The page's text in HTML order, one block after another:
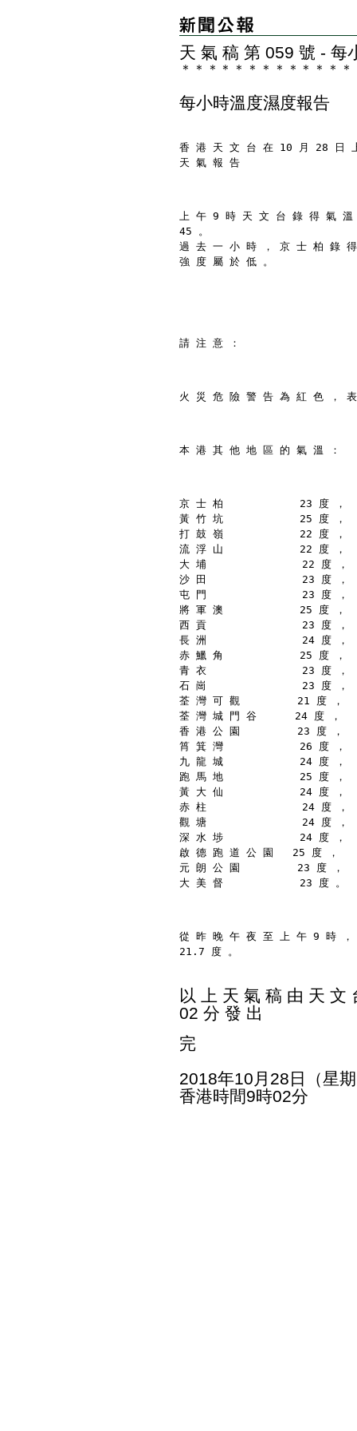
天 氣 稿 第 059 號 - 每
＊ ＊ ＊ ＊ ＊ ＊ ＊ ＊ ＊ ＊ ＊ ＊ ＊
每小時溫度濕度報告
香 港 天 文 台 在 10 月 28 日
天 氣 報 告
上 午 9 時 天 文 台 錄 得 氣
45 。
過 去 一 小 時 ， 京 士 柏 錄
強 度 屬 於 低 。
請 注 意 ：
火 災 危 險 警 告 為 紅 色 ，
本 港 其 他 地 區 的 氣 溫 ：
京 士 柏            23 度 ，
黃 竹 坑            25 度 ，
打 鼓 嶺            22 度 ，
流 浮 山            22 度 ，
大 埔               22 度 ，
沙 田               23 度 ，
屯 門               23 度 ，
將 軍 澳            25 度 ，
西 貢               23 度 ，
長 洲               24 度 ，
赤 鱲 角            25 度 ，
青 衣               23 度 ，
石 崗               23 度 ，
荃 灣 可 觀         21 度 ，
荃 灣 城 門 谷      24 度 ，
香 港 公 園         23 度 ，
筲 箕 灣            26 度 ，
九 龍 城            24 度 ，
跑 馬 地            25 度 ，
黃 大 仙            24 度 ，
赤 柱               24 度 ，
觀 塘               24 度 ，
深 水 埗            24 度 ，
啟 德 跑 道 公 園   25 度 ，
元 朗 公 園         23 度 ，
大 美 督            23 度 。
從 昨 晚 午 夜 至 上 午 9 時
21.7 度 。
以 上 天 氣 稿 由 天 文
02 分 發 出
完
2018年10月28日（星
香港時間9時02分